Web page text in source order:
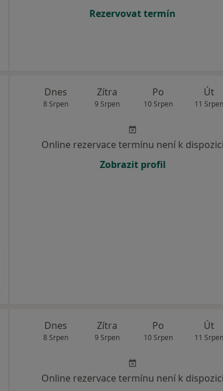
Rezervovat termín
Dnes
8 Srpen
Zítra
9 Srpen
Po
10 Srpen
Út
11 Srpen
Online rezervace termínu není k dispozici
Zobrazit profil
Dnes
8 Srpen
Zítra
9 Srpen
Po
10 Srpen
Út
11 Srpen
Online rezervace termínu není k dispozici